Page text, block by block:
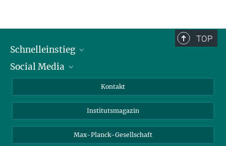
TOP
Schnelleinstieg
Alumni
Social Media
Facebook
Kontakt
Institutsmagazin
Max-Planck-Gesellschaft